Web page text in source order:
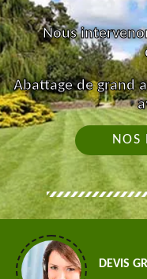
Nous
Abattage de grand
NOS
DEVIS